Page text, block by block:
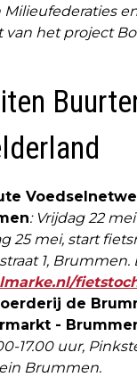
van het project
: Vrijdag 22
25 mei, start
1,
de
-
17.00 uur,
Brummen.